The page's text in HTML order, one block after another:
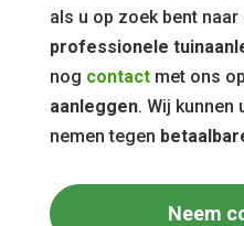
als u op zoek bent naar
professionele
nog contactmet ons
aanleggen. Wij kunnen
nemen tegen
Neem